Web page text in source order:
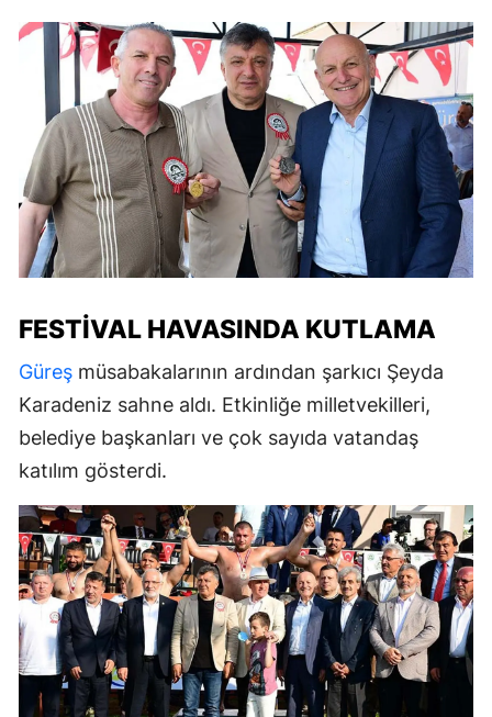
FESTIVAL HAVASINDA KUTLAMA
Güreş müsabakalarının ardından şarkıcı Şeyda
Karadeniz sahne aldı. Etkinliğe milletvekilleri,
belediye başkanları ve çok sayıda vatandaş
katılım gösterdi.